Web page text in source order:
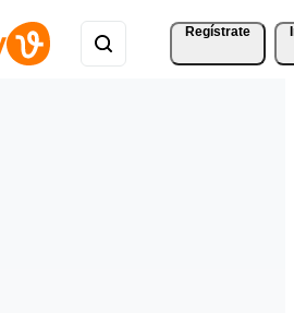
Regístrate